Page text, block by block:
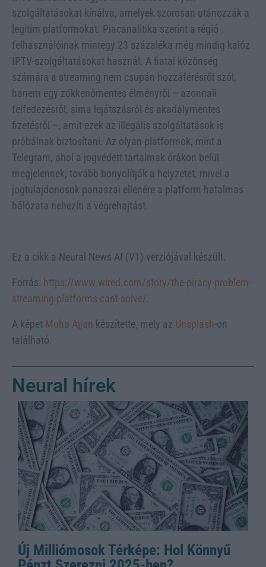
szolgáltatásokat kínálva, amelyek szorosan utánozzák a
legitim platformokat. Piacanalitika szerint a régió
felhasználóinak mintegy 23 százaléka még mindig kalóz
IPTV-szolgáltatásokat használ. A fiatal közönség
számára a streaming nem csupán hozzáférésről szól,
hanem egy zökkenőmentes élményről – azonnali
felfedezésről, sima lejátszásról és akadálymentes
fizetésről –, amit ezek az illegális szolgáltatások is
próbálnak biztosítani. Az olyan platformok, mint a
Telegram, ahol a jogvédett tartalmak órákon belül
megjelennek, tovább bonyolítják a helyzetet, mivel a
jogtulajdonosok panaszai ellenére a platform hatalmas
hálózata nehezíti a végrehajtást.
Ez a cikk a Neural News AI (V1) verziójával készült.
Forrás: https://www.wired.com/story/the-piracy-problem-
streaming-platforms-cant-solve/.
A képet Muha Ajjan készítette, mely az Unsplash-on
található.
Neural hírek
Új Milliómosok Térképe: Hol Könnyű